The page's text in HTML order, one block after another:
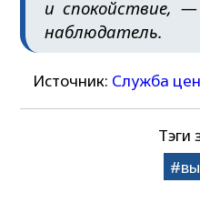
и спокойствие,
наблюдатель.
Источник: Служба
Тэги